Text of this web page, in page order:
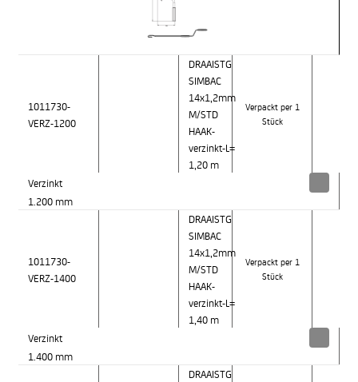
1011730-
VERZ-1200
DRAAISTG
SIMBAC
14x1,2mm
M/STD
HAAK-
verzinkt-L=
1,20 m
Verpackt per 1
Stück
Verzinkt
1.200 mm
1011730-
VERZ-1400
DRAAISTG
SIMBAC
14x1,2mm
M/STD
HAAK-
verzinkt-L=
1,40 m
Verpackt per 1
Stück
Verzinkt
1.400 mm
DRAAISTG